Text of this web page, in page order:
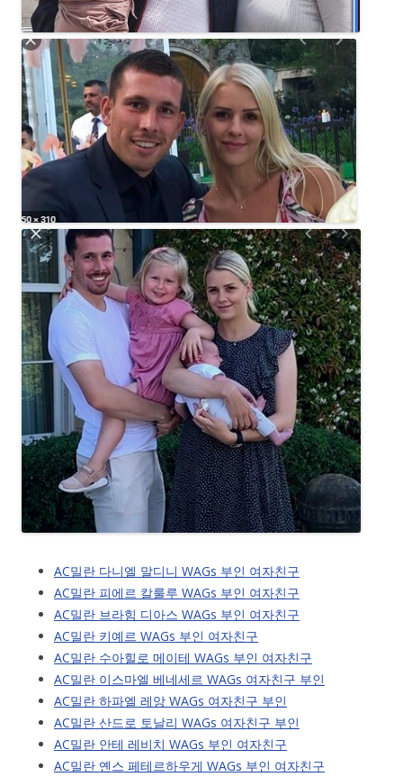
AC밀란 다니엘 말디니 WAGs 부인 여자친구
AC밀란 피에르 칼룰루 WAGs 부인 여자친구
AC밀란 브라힘 디아스 WAGs 부인 여자친구
AC밀란 키예르 WAGs 부인 여자친구
AC밀란 수아힐로 메이테 WAGs 부인 여자친구
AC밀란 이스마엘 베네세르 WAGs 여자친구 부인
AC밀란 하파엘 레앙 WAGs 여자친구 부인
AC밀란 산드로 토날리 WAGs 여자친구 부인
AC밀란 안테 레비치 WAGs 부인 여자친구
AC밀란 옌스 페테르하우게 WAGs 부인 여자친구